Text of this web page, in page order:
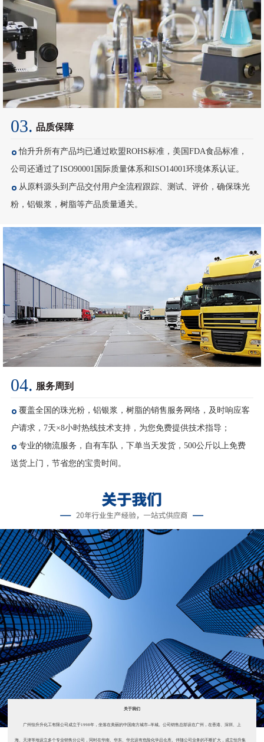
03. 品质保障
怡升升所有产品均已通过欧盟ROHS标准，美国FDA食品标准，
从原料源头到产品交付用户全流程跟踪、测试、评价，确保珠光
粉，铝银浆，树脂等产品质量通关。
04. 服务周到
覆盖全国的珠光粉，铝银浆，树脂的销售服务网络，及时响应客
专业的物流服务，自有车队，下单当天发货，500公斤以上免费
送货上门，节省您的宝贵时间。
关于我们
广州怡升升化工有限公司成立于1998年，坐落在美丽的中国南方城市--羊城。公司销售总部设在广州，在香港、深圳、上
海、天津等地设立多个专业销售分公司，同时在华南、华东、华北设有危险化学品仓库。伴随公司业务的不断扩大，成立怡升集
团。 自公司成立以来，主要销售济南雅思达（2008年被美国星铂联收购）...